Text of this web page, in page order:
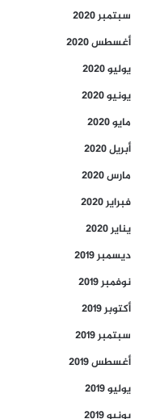
سبتمبر 2020
أغسطس 2020
يوليو 2020
يونيو 2020
مايو 2020
أبريل 2020
مارس 2020
فبراير 2020
يناير 2020
ديسمبر 2019
نوفمبر 2019
أكتوبر 2019
سبتمبر 2019
أغسطس 2019
يوليو 2019